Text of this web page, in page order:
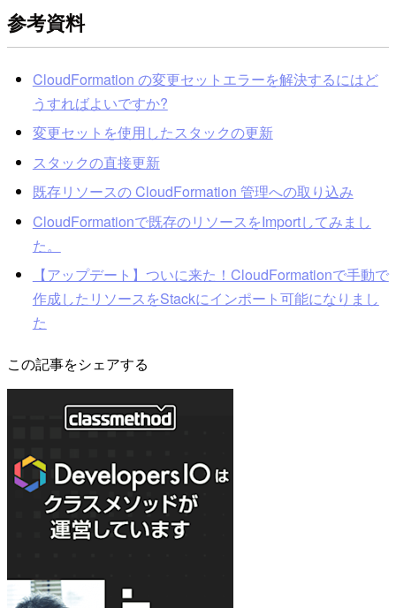
参考資料
CloudFormation の変更セットエラーを解決するにはど
うすればよいですか?
変更セットを使用したスタックの更新
スタックの直接更新
既存リソースの CloudFormation 管理への取り込み
CloudFormationで既存のリソースをImportしてみまし
た。
【アップデート】ついに来た！CloudFormationで手動で
作成したリソースをStackにインポート可能になりまし
た
この記事をシェアする